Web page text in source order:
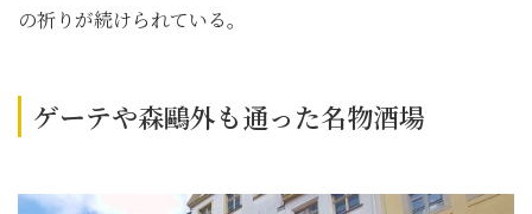
の祈りが続けられている。
ゲーテや森鷗外も通った名物酒場